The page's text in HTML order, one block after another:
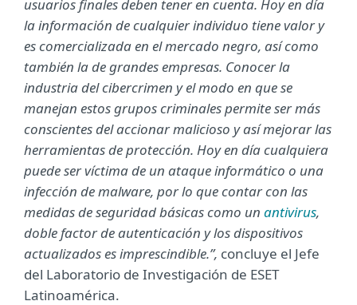
usuarios finales deben tener en cuenta. Hoy en día
la información de cualquier individuo tiene valor y
es comercializada en el mercado negro, así como
también la de grandes empresas. Conocer la
industria del cibercrimen y el modo en que se
manejan estos grupos criminales permite ser más
conscientes del accionar malicioso y así mejorar las
herramientas de protección. Hoy en día cualquiera
puede ser víctima de un ataque informático o una
infección de malware, por lo que contar con las
medidas de seguridad básicas como un antivirus,
doble factor de autenticación y los dispositivos
actualizados es imprescindible.”, concluye el Jefe
del Laboratorio de Investigación de ESET
Latinoamérica.